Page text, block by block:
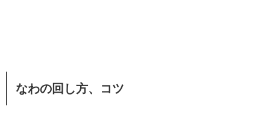
なわの回し方、コツ